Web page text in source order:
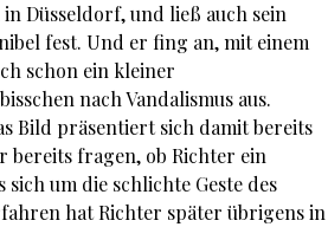
Düsseldorf, und ließ auch sein
fest. Und er fing an, mit einem
schon ein kleiner
nach Vandalismus aus.
Bild präsentiert sich damit bereits
bereits fragen, ob Richter ein
um die schlichte Geste des
hat Richter später übrigens in